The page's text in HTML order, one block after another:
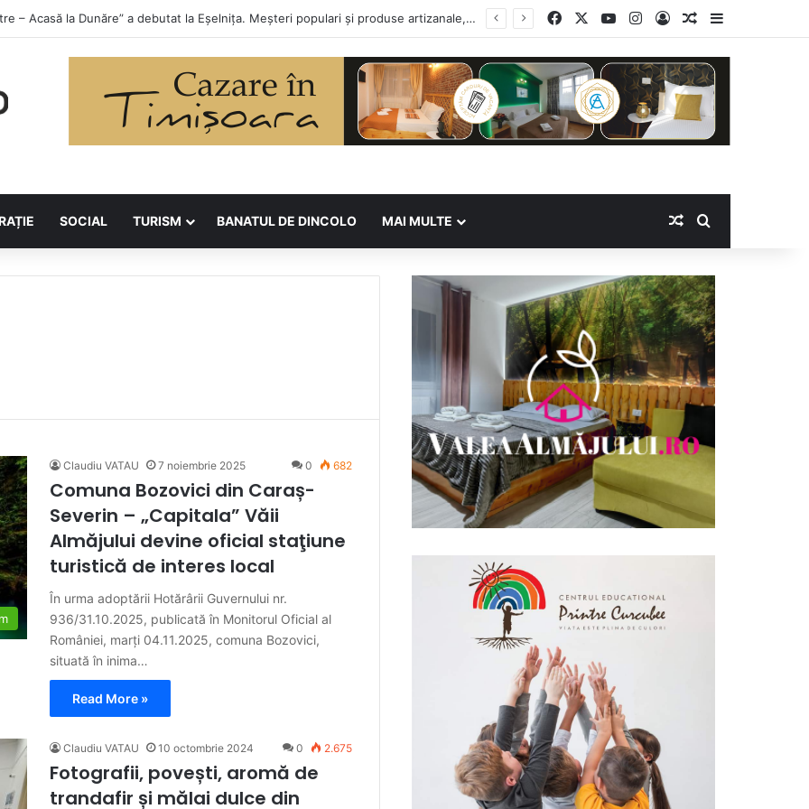
la Asociația BUNETI Facebook YouTubeInstagram
Log InRandom Article
SOCIAL TURISM BANATUL DE DINCOLO MAI MULTE Random Article
Claudiu VATAU 7 noiembrie 2025 0 682
Comuna Bozovici din Caraș-
Severin – „Capitala” Văii
Almăjului devine oficial staţiune
turistică de interes local
În urma adoptării Hotărârii Guvernului nr.
936/31.10.2025, publicată în Monitorul Oficial al
României, marți 04.11.2025, comuna Bozovici,
situată în inima…
Read More »
Claudiu VATAU 10 octombrie 2024 0 2.675
Fotografii, povești, aromă de
trandafir și mălai dulce din